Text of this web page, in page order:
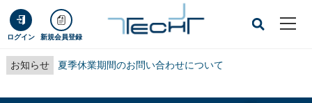
ログイン 新規会員登録
お知らせ 夏季休業期間のお問い合わせについて